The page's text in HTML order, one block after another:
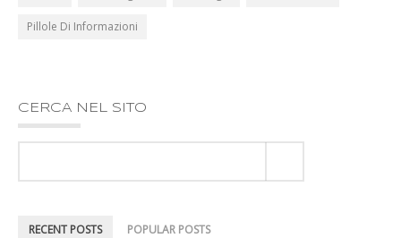
Pillole Di Informazioni
CERCA NEL SITO
RECENT POSTS POPULAR POSTS